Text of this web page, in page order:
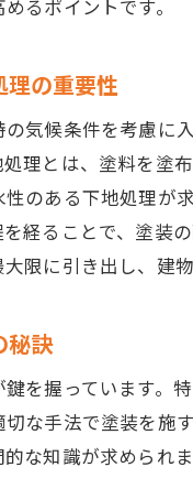
地域
静岡
るポイントです。
の重要性
気候条件を考慮に
理とは、塗料を塗
のある下地処理が
経ることで、塗装
限に引き出し、建
秘訣
を握っています。
な手法で塗装を施
な知識が求められ